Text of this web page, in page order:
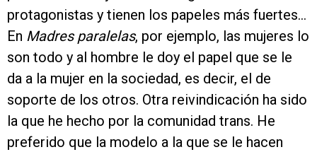
protagonistas y tienen los papeles más fuertes...
En Madres paralelas, por ejemplo, las mujeres lo
son todo y al hombre le doy el papel que se le
da a la mujer en la sociedad, es decir, el de
soporte de los otros. Otra reivindicación ha sido
la que he hecho por la comunidad trans. He
preferido que la modelo a la que se le hacen